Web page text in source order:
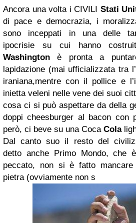
Ancora una volta i CIVILI Stati
di pace e democrazia, i
sono inceppati in una delle
ipocrisie su cui hanno
Washington è pronta a
lapidazione (mai ufficializzata tra
iraniana,mentre con il pollice e
inietta veleni nelle vene dei suoi
cosa ci si può aspettare da della
doppi cheesburger al bacon con
però, ci beve su una Coca Cola
Dal canto suo il resto del
detto anche Primo Mondo, che
peccato, non si è fatto
pietra (ovviamente non s